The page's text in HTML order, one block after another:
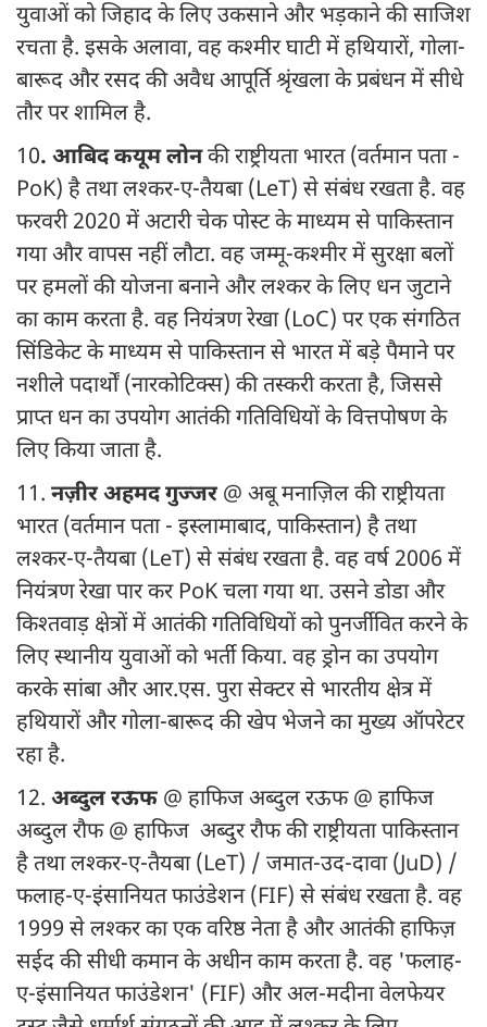
युवाओं को जिहाद के लिए उकसाने और भड़काने की साजिश
रचता है. इसके अलावा, वह कश्मीर घाटी में हथियारों, गोला-
बारूद और रसद की अवैध आपूर्ति श्रृंखला के प्रबंधन में सीधे
तौर पर शामिल है.
10. आबिद कयूम लोनकी राष्ट्रीयता भारत (वर्तमान पता -
PoK) है तथा लश्कर-ए-तैयबा (LeT) से संबंध रखता है. वह
फरवरी 2020 में अटारी चेक पोस्ट के माध्यम से पाकिस्तान
गया और वापस नहीं लौटा. वह जम्मू-कश्मीर में सुरक्षा बलों
पर हमलों की योजना बनाने और लश्कर के लिए धन जुटाने
का काम करता है. वह नियंत्रण रेखा (LoC) पर एक संगठित
सिंडिकेट के माध्यम से पाकिस्तान से भारत में बड़े पैमाने पर
नशीले पदार्थों (नारकोटिक्स) की तस्करी करता है, जिससे
प्राप्त धन का उपयोग आतंकी गतिविधियों के वित्तपोषण के
लिए किया जाता है.
11. नज़ीर अहमद गुज्जर@ अबू मनाज़िल की राष्ट्रीयता
भारत (वर्तमान पता - इस्लामाबाद, पाकिस्तान) है तथा
लश्कर-ए-तैयबा (LeT) से संबंध रखता है. वह वर्ष 2006 में
नियंत्रण रेखा पार कर PoK चला गया था. उसने डोडा और
किश्तवाड़ क्षेत्रों में आतंकी गतिविधियों को पुनर्जीवित करने के
लिए स्थानीय युवाओं को भर्ती किया. वह ड्रोन का उपयोग
करके सांबा और आर.एस. पुरा सेक्टर से भारतीय क्षेत्र में
हथियारों और गोला-बारूद की खेप भेजने का मुख्य ऑपरेटर
रहा है.
12. अब्दुल रऊफ @ हाफिज अब्दुल रऊफ @ हाफिज
अब्दुल रौफ @ हाफिज अब्दुर रौफ की राष्ट्रीयता पाकिस्तान
है तथा लश्कर-ए-तैयबा (LeT) / जमात-उद-दावा (JuD) /
फलाह-ए-इंसानियत फाउंडेशन (FIF) से संबंध रखता है. वह
1999 से लश्कर का एक वरिष्ठ नेता है और आतंकी हाफिज़
सईद की सीधी कमान के अधीन काम करता है. वह 'फलाह-
ए-इंसानियत फाउंडेशन' (FIF) और अल-मदीना वेलफेयर